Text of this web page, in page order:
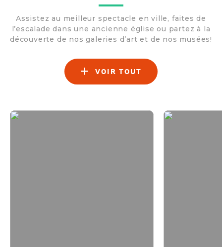
Assistez au meilleur spectacle en ville, faites de
l’escalade dans une ancienne église ou partez à la
découverte de nos galeries d’art et de nos musées!
VOIR TOUT